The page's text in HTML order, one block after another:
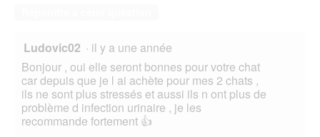
Ludovic02 · il y a une année
Bonjour , oui elle seront bonnes pour votre chat
car depuis que je l ai achète pour mes 2 chats ,
ils ne sont plus stressés et aussi ils n ont plus de
problème d infection urinaire , je les
recommande fortement 👍